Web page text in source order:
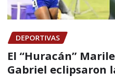
DEPORTIVAS
El “Huracán”
Gabriel eclipsaron